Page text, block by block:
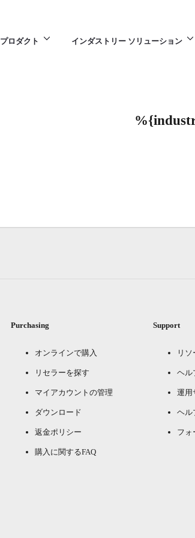
プロダクト インダストリー ソリューション
Purchasing
オンラインで購入
リセラーを探す
マイアカウントの管理
ダウンロード
返金ポリシー
購入に関するFAQ
Support
リソ
ヘル
運用
ヘル
フォ